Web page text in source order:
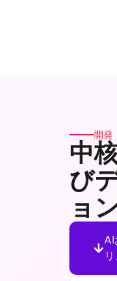
開発
中
び
ョ
AI